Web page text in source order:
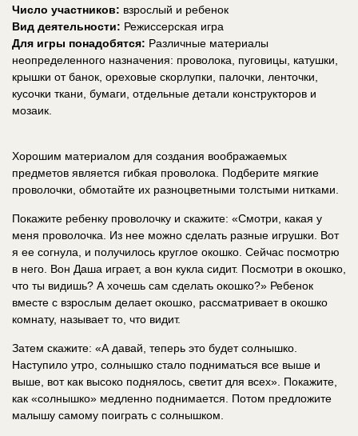
Число участников: взрослый и ребенок
Вид деятельности: Режиссерская игра
Для игры понадобятся: Различные материалы
неопределенного назначения: проволока, пуговицы, катушки,
крышки от банок, ореховые скорлупки, палочки, ленточки,
кусочки ткани, бумаги, отдельные детали конструкторов и
мозаик.
Хорошим материалом для создания воображаемых
предметов является гибкая проволока. Подберите мягкие
проволочки, обмотайте их разноцветными толстыми нитками.
Покажите ребенку проволочку и скажите: «Смотри, какая у
меня проволочка. Из нее можно сделать разные игрушки. Вот
я ее согнула, и получилось круглое окошко. Сейчас посмотрю
в него. Вон Даша играет, а вон кукла сидит. Посмотри в окошко,
что ты видишь? А хочешь сам сделать окошко?» Ребенок
вместе с взрослым делает окошко, рассматривает в окошко
комнату, называет то, что видит.
Затем скажите: «А давай, теперь это будет солнышко.
Наступило утро, солнышко стало подниматься все выше и
выше, вот как высоко поднялось, светит для всех». Покажите,
как «солнышко» медленно поднимается. Потом предложите
малышу самому поиграть с солнышком.